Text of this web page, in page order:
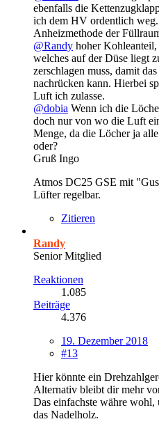
ebenfalls die
ich dem HV ordentlich
Anheizmethode der
@Randy hoher Kohleanteil,
welches auf der Düse liegt
zerschlagen muss, damit
nachrücken kann. Hierbei
Luft ich zulasse.
@dobia Wenn ich die
doch nur von wo die Luft
Menge, da die Löcher ja
oder?
Gruß Ingo
Atmos DC25 GSE mit
Lüfter regelbar.
Zitieren
Randy
Senior Mitglied
Reaktionen
1.085
Beiträge
4.376
19. Dezember 2018
#13
Hier könnte ein
Alternativ bleibt dir mehr
Das einfachste währe
das Nadelholz.